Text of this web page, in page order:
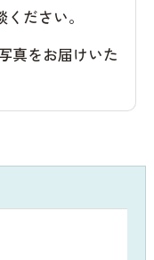
ください。
真をお届けいた